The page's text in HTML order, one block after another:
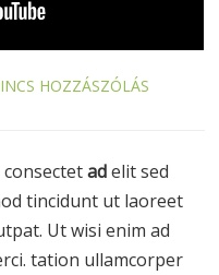
HOZZÁSZÓLÁS
consectetadelit sed
tincidunt ut laoreet
Ut wisi enim ad
tation ullamcorper